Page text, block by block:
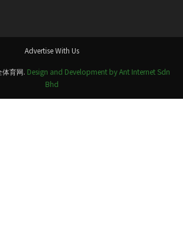
Advertise With Us
育网. Design and Development by Ant Internet Sdn
Bhd